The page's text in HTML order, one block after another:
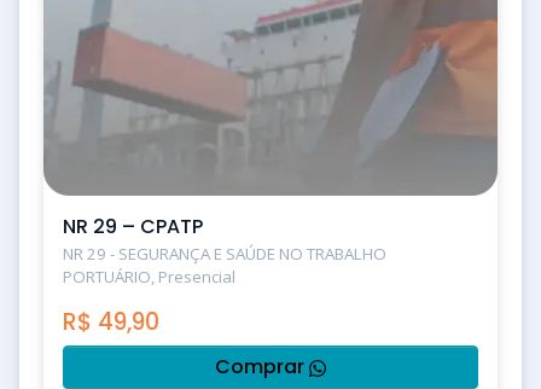
NR 29 – CPATP
NR 29 - SEGURANÇA E SAÚDE NO TRABALHO
PORTUÁRIO, Presencial
R$ 49,90
Comprar